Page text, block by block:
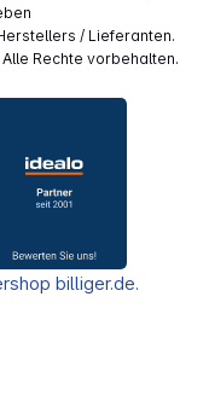
/ Lieferanten.
Rechte vorbehalten.